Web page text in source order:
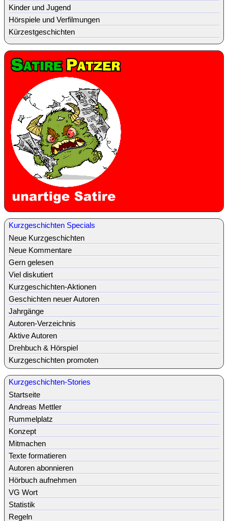
Kinder und Jugend
Hörspiele und Verfilmungen
Kürzestgeschichten
Kurzgeschichten Specials
Neue Kurzgeschichten
Neue Kommentare
Gern gelesen
Viel diskutiert
Kurzgeschichten-Aktionen
Geschichten neuer Autoren
Jahrgänge
Autoren-Verzeichnis
Aktive Autoren
Drehbuch & Hörspiel
Kurzgeschichten promoten
Kurzgeschichten-Stories
Startseite
Andreas Mettler
Rummelplatz
Konzept
Mitmachen
Texte formatieren
Autoren abonnieren
Hörbuch aufnehmen
VG Wort
Statistik
Regeln